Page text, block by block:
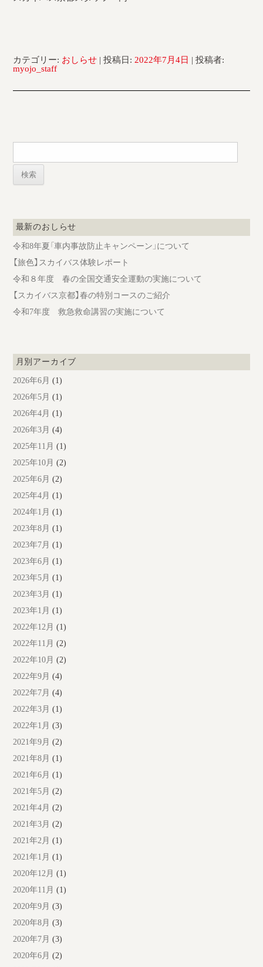
カテゴリー: おしらせ | 投稿日: 2022年7月4日 |投稿者:
myojo_staff
検
最新のおしらせ
令和8年夏「車内事故防止キャンペーン」について
【旅色】スカイバス体験レポート
令和８年度 春の全国交通安全運動の実施について
【スカイバス京都】春の特別コースのご紹介
令和7年度 救急救命講習の実施について
月別アーカイブ
2026年6月 (1)
2026年5月 (1)
2026年4月 (1)
2026年3月 (4)
2025年11月 (1)
2025年10月 (2)
2025年6月 (2)
2025年4月 (1)
2024年1月 (1)
2023年8月 (1)
2023年7月 (1)
2023年6月 (1)
2023年5月 (1)
2023年3月 (1)
2023年1月 (1)
2022年12月 (1)
2022年11月 (2)
2022年10月 (2)
2022年9月 (4)
2022年7月 (4)
2022年3月 (1)
2022年1月 (3)
2021年9月 (2)
2021年8月 (1)
2021年6月 (1)
2021年5月 (2)
2021年4月 (2)
2021年3月 (2)
2021年2月 (1)
2021年1月 (1)
2020年12月 (1)
2020年11月 (1)
2020年9月 (3)
2020年8月 (3)
2020年7月 (3)
2020年6月 (2)